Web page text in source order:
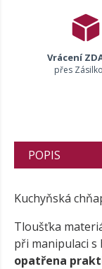
Vrácení
přes
POPIS
Kuchyňská
Tloušťka
při manipulaci s
opatřena